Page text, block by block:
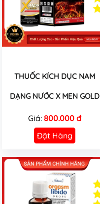
THUỐC KÍCH DỤC NAM
DẠNG NƯỚC X MEN GOLD
Giá: 800.000 đ
Đặt Hàng